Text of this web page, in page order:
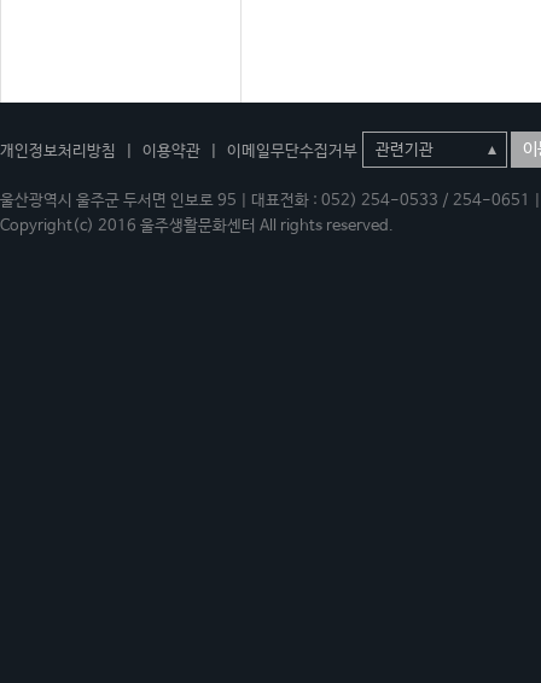
개인정보처리방침 이용약관 이메일무단수집거부 이
울산광역시 울주군 두서면 인보로 95 | 대표전화 : 052) 254-0533 / 254-
Copyright(c) 2016 울주생활문화센터 All rights reserved.